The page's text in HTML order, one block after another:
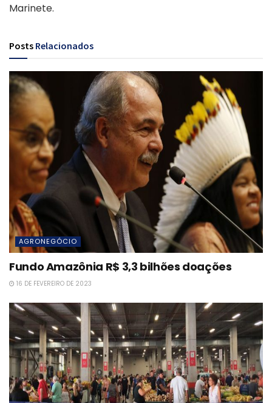
Marinete.
Posts Relacionados
AGRONEGÓCIO
Fundo Amazônia R$ 3,3 bilhões doações
16 DE FEVEREIRO DE 2023